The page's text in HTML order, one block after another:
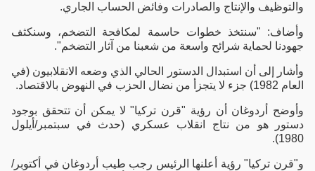
والتوظيف والإنتاج والصادرات وفائض الحساب الجاري.
وأضاف: "سنتخذ خطوات حاسمة لمكافحة التضخم، وسنكثف
جهودنا لحماية شرائح واسعة من شعبنا من آثار التضخم".
وأشار إلى أن استبدال الدستور الحالي الذي وضعه الانقلابيون (في
العام 1982) جزء لا يتجزأ من نضال الحزب في النهوض بالاقتصاد.
وأوضح أردوغان أن رؤية "قرن تركيا" لا يمكن أن تتحقق بوجود
دستور هو من نتاج انقلاب عسكري (حدث في سبتمبر/أيلول
1980).
و"قرن تركيا" رؤية أعلنها الرئيس رجب طيب أردوغان في أكتوبر/